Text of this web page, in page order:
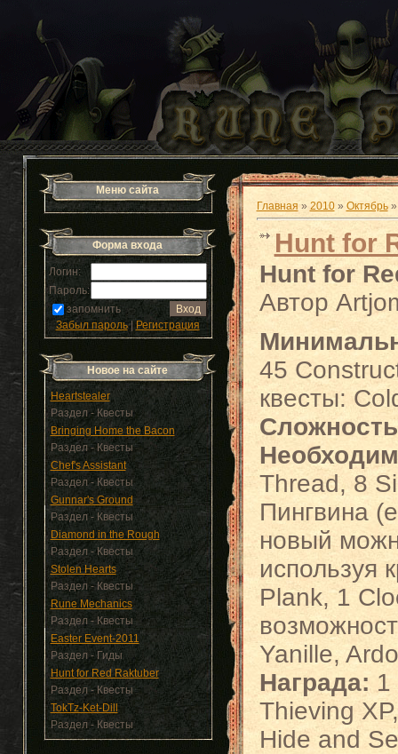
Меню сайта
Форма входа
Логин:
Пароль:
запомнить
Забыл пароль|Регистрация
Новое на сайте
Heartstealer
Раздел - Квесты
Bringing Home the Bacon
Раздел - Квесты
Chef's Assistant
Раздел - Квесты
Gunnar's Ground
Раздел - Квесты
Diamond in the Rough
Раздел - Квесты
Stolen Hearts
Раздел - Квесты
Rune Mechanics
Раздел - Квесты
Easter Event-2011
Раздел - Гиды
Hunt for Red Raktuber
Раздел - Квесты
TokTz-Ket-Dill
Раздел - Квесты
Главная » 2010 » Октябрь »
Hunt for
Hunt for
Автор
45
квесты:
Thread, 8
Пингвина
новый
используя
Plank, 1
Yanille,
Награда: 1
Thieving
Hide and